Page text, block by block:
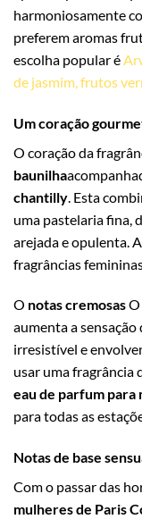
harmoniosamente
preferem aromas
escolha popular é
de jasmim, frutos
Um coração
O coração da
baunilha
chantilly . Esta
uma pastelaria fina,
arejada e opulenta.
fragrâncias
O notas cremosasO
aumenta a
irresistível e
usar uma fragrância
eau de parfum para
para todas as
Notas de base
Com o passar das
mulheres de Paris